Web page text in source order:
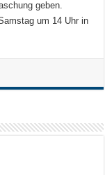
geben.
um 14 Uhr in